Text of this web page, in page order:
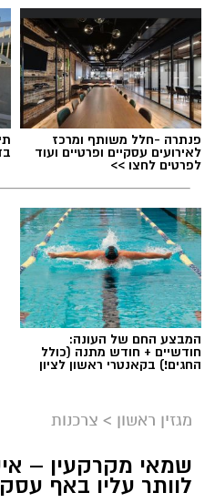
פנתרה -חלל משותף ומרכז
לאירועים עסקיים ופרטיים ועוד
לפרטים לחצו >>
המבצע החם של העונה:
חודשיים + חודש מתנה (כולל
החגים!) בקאנטרי ראשון לציון
מגזין ראשון > צרכנות
שמאי מקרקעין –
לוותר עליו באף